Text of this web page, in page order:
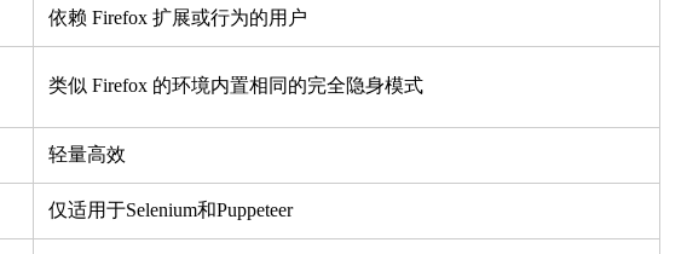
依赖 Firefox 扩展或行为的用户
类似 Firefox 的环境内置相同的完全隐身模式
轻量高效
仅适用于Selenium和Puppeteer